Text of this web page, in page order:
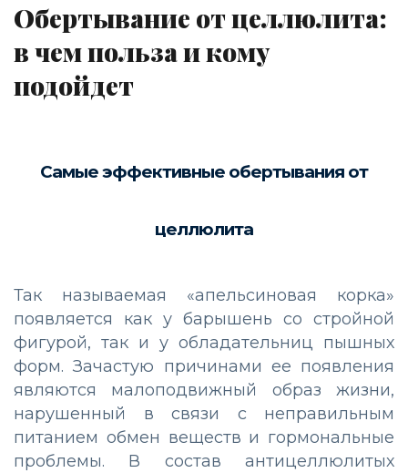
Обертывание от целлюлита:
в чем польза и кому
подойдет
Самые эффективные обертывания от
целлюлита
Так называемая «апельсиновая корка»
появляется как у барышень со стройной
фигурой, так и у обладательниц пышных
форм. Зачастую причинами ее появления
являются малоподвижный образ жизни,
нарушенный в связи с неправильным
питанием обмен веществ и гормональные
проблемы. В состав антицеллюлитых